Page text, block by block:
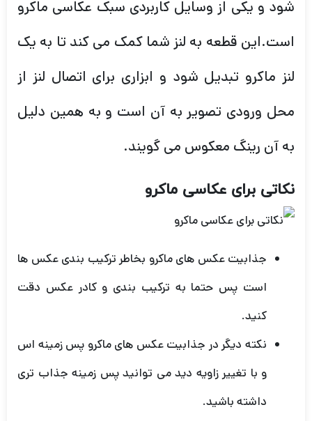
شود و یکی از وسایل کاربردی سبک عکاسی ماکرو
است.این قطعه به لنز شما کمک می کند تا به یک
لنز ماکرو تبدیل شود و ابزاری برای اتصال لنز از
محل ورودی تصویر به آن است و به همین دلیل
به آن رینگ معکوس می گویند.
نکاتی برای عکاسی ماکرو
جذابیت عکس های ماکرو بخاطر ترکیب بندی عکس ها
است پس حتما به ترکیب بندی و کادر عکس دقت
کنید.
نکته دیگر در جذابیت عکس های ماکرو پس زمینه اس
و با تغییر زاویه دید می توانید پس زمینه جذاب تری
داشته باشید.